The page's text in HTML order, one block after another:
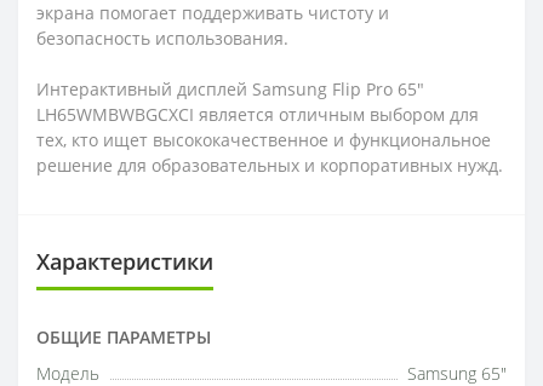
экрана помогает поддерживать чистоту и
безопасность использования.​
Интерактивный дисплей Samsung Flip Pro 65"
LH65WMBWBGCXCI является отличным выбором для
тех, кто ищет высококачественное и функциональное
решение для образовательных и корпоративных нужд.
Характеристики
ОБЩИЕ ПАРАМЕТРЫ
Модель
Samsung 65"